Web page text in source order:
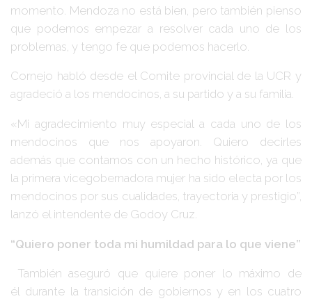
momento. Mendoza no está bien, pero también pienso
que podemos empezar a resolver cada uno de los
problemas, y tengo fe que podemos hacerlo.
Cornejo habló desde el Comite provincial de la UCR y
agradeció a los mendocinos, a su partido y a su familia.
«Mi agradecimiento muy especial a cada uno de los
mendocinos que nos apoyaron. Quiero decirles
además que contamos con un hecho histórico, ya que
la primera vicegobernadora mujer ha sido electa por los
mendocinos por sus cualidades, trayectoria y prestigio”,
lanzó el intendente de Godoy Cruz.
“Quiero poner toda mi humildad para lo que viene”
También aseguró que quiere poner lo máximo de
él durante la transición de gobiernos y en los cuatro